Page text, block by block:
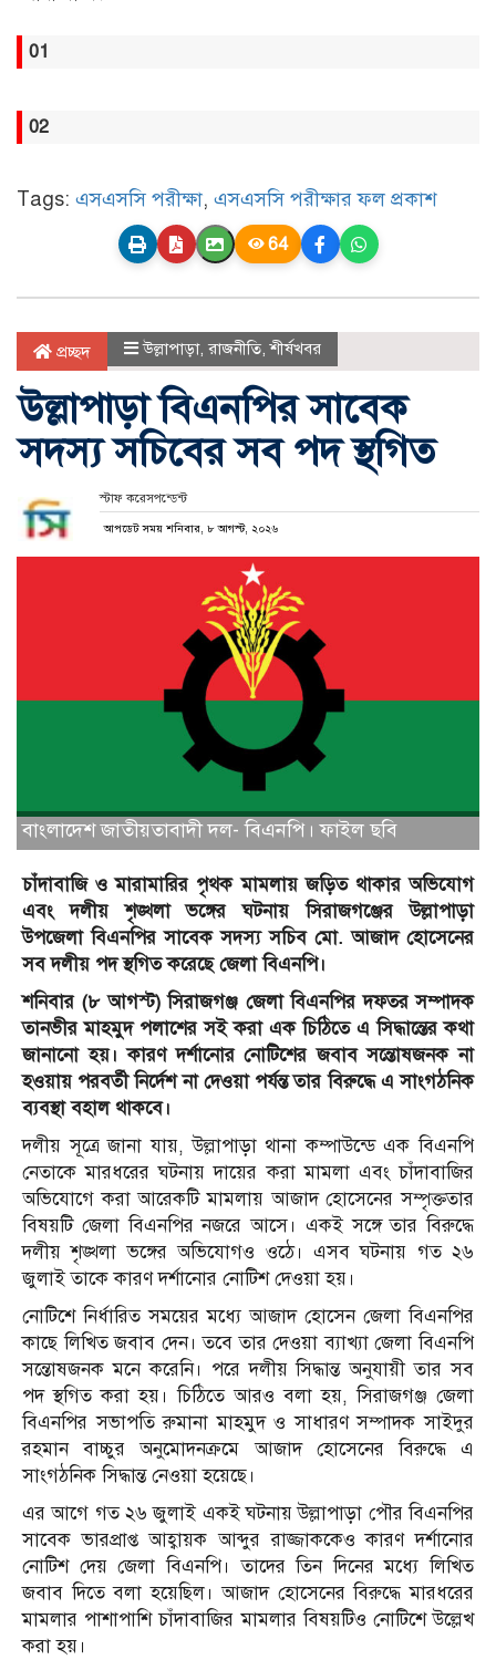
01
02
Tags: এসএসসি পরীক্ষা, এসএসসি পরীক্ষার ফল প্রকাশ
64
প্রচ্ছদ উল্লাপাড়া, রাজনীতি,শীর্ষখবর
উল্লাপাড়া বিএনপির সাবেক
সদস্য সচিবের সব পদ স্থগিত
স্টাফ করেসপন্ডেন্ট
আপডেট সময় শনিবার, ৮ আগস্ট, ২০২৬
বাংলাদেশ জাতীয়তাবাদী দল- বিএনপি। ফাইল ছবি
চাঁদাবাজি ও মারামারির পৃথক মামলায় জড়িত থাকার অভিযোগ
এবং দলীয় শৃঙ্খলা ভঙ্গের ঘটনায় সিরাজগঞ্জের উল্লাপাড়া
উপজেলা বিএনপির সাবেক সদস্য সচিব মো. আজাদ হোসেনের
সব দলীয় পদ স্থগিত করেছে জেলা বিএনপি।
শনিবার (৮ আগস্ট) সিরাজগঞ্জ জেলা বিএনপির দফতর সম্পাদক
তানভীর মাহমুদ পলাশের সই করা এক চিঠিতে এ সিদ্ধান্তের কথা
জানানো হয়। কারণ দর্শানোর নোটিশের জবাব সন্তোষজনক না
হওয়ায় পরবর্তী নির্দেশ না দেওয়া পর্যন্ত তার বিরুদ্ধে এ সাংগঠনিক
ব্যবস্থা বহাল থাকবে।
দলীয় সূত্রে জানা যায়, উল্লাপাড়া থানা কম্পাউন্ডে এক বিএনপি
নেতাকে মারধরের ঘটনায় দায়ের করা মামলা এবং চাঁদাবাজির
অভিযোগে করা আরেকটি মামলায় আজাদ হোসেনের সম্পৃক্ততার
বিষয়টি জেলা বিএনপির নজরে আসে। একই সঙ্গে তার বিরুদ্ধে
দলীয় শৃঙ্খলা ভঙ্গের অভিযোগও ওঠে। এসব ঘটনায় গত ২৬
জুলাই তাকে কারণ দর্শানোর নোটিশ দেওয়া হয়।
নোটিশে নির্ধারিত সময়ের মধ্যে আজাদ হোসেন জেলা বিএনপির
কাছে লিখিত জবাব দেন। তবে তার দেওয়া ব্যাখ্যা জেলা বিএনপি
সন্তোষজনক মনে করেনি। পরে দলীয় সিদ্ধান্ত অনুযায়ী তার সব
পদ স্থগিত করা হয়। চিঠিতে আরও বলা হয়, সিরাজগঞ্জ জেলা
বিএনপির সভাপতি রুমানা মাহমুদ ও সাধারণ সম্পাদক সাইদুর
রহমান বাচ্চুর অনুমোদনক্রমে আজাদ হোসেনের বিরুদ্ধে এ
সাংগঠনিক সিদ্ধান্ত নেওয়া হয়েছে।
এর আগে গত ২৬ জুলাই একই ঘটনায় উল্লাপাড়া পৌর বিএনপির
সাবেক ভারপ্রাপ্ত আহ্বায়ক আব্দুর রাজ্জাককেও কারণ দর্শানোর
নোটিশ দেয় জেলা বিএনপি। তাদের তিন দিনের মধ্যে লিখিত
জবাব দিতে বলা হয়েছিল। আজাদ হোসেনের বিরুদ্ধে মারধরের
মামলার পাশাপাশি চাঁদাবাজির মামলার বিষয়টিও নোটিশে উল্লেখ
করা হয়।